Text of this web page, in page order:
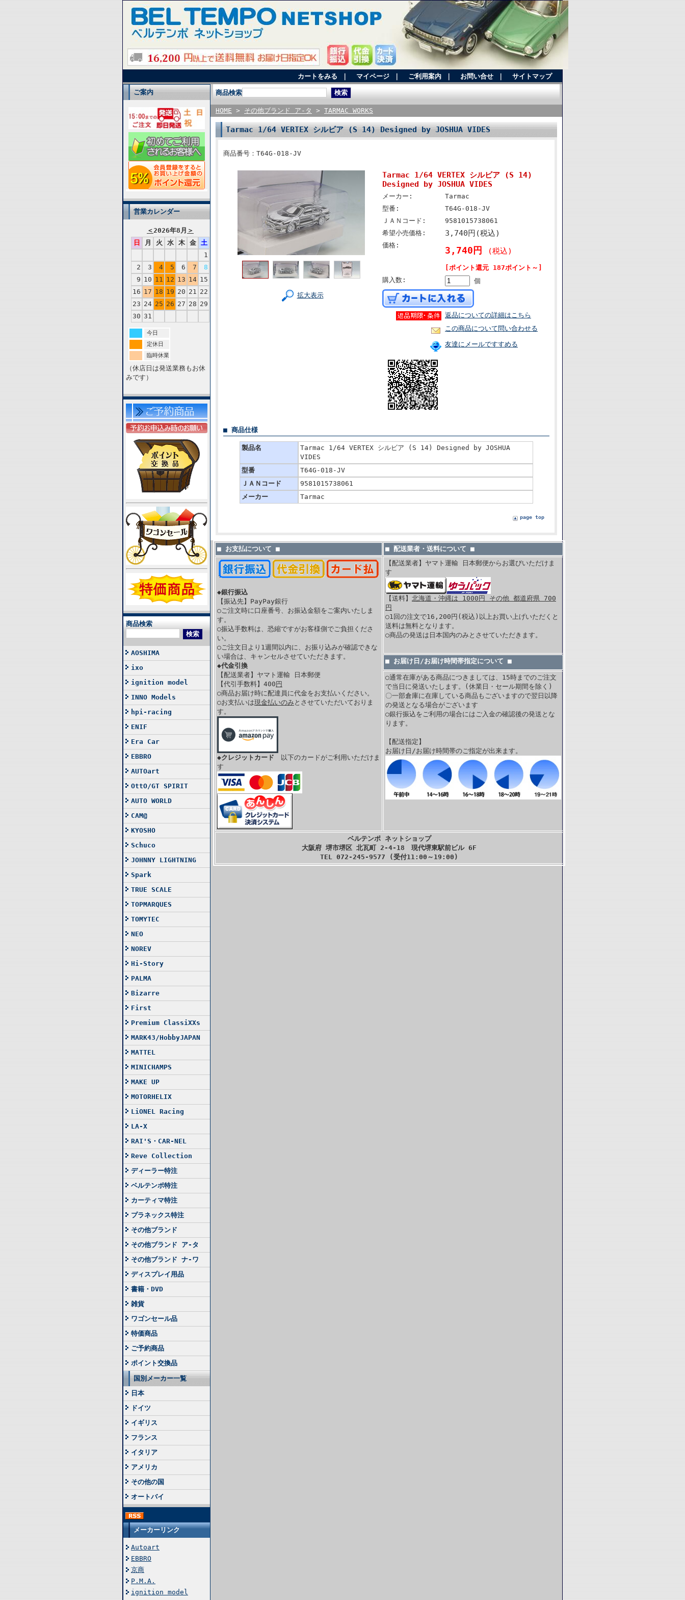
カートをみる マイページ ご利用案内 お問い合せ サイトマップ
ご案内
営業カレンダー
＜2026年8月 ＞
日
月 火 水 木 金
土
1
2
3 4 5 6 7
8
9 10 11 12 13 14 15
16 17 18 19 20 21 22
23 24 25 26 27 28 29
30 31
今日
定休日
臨時休業
（休店日は発送業務もお休
みです）
商品検索
AOSHIMA
ixo
ignition model
INNO Models
hpi-racing
ENIF
Era Car
EBBRO
AUTOart
OttO/GT SPIRIT
AUTO WORLD
CAM@
KYOSHO
Schuco
JOHNNY LIGHTNING
Spark
TRUE SCALE
TOPMARQUES
TOMYTEC
NEO
NOREV
Hi-Story
PALMA
Bizarre
First
Premium ClassiXXs
MARK43/HobbyJAPAN
MATTEL
MINICHAMPS
MAKE UP
MOTORHELIX
LiONEL Racing
LA-X
RAI'S・CAR-NEL
Reve Collection
ディーラー特注
ベルテンポ特注
カーティマ特注
プラネックス特注
その他ブランド
その他ブランド ア-タ
その他ブランド ナ-ワ
ディスプレイ用品
書籍・DVD
雑貨
ワゴンセール品
特価商品
ご予約商品
ポイント交換品
国別メーカー一覧
日本
ドイツ
イギリス
フランス
イタリア
アメリカ
その他の国
オートバイ
メーカーリンク
Autoart
EBBRO
京商
P.M.A.
ignition model
商品検索
HOME > その他ブランド ア-タ > TARMAC WORKS
Tarmac 1/64 VERTEX シルビア (S 14) Designed by JOSHUA VIDES
商品番号：T64G-018-JV
拡大表示
Tarmac 1/64 VERTEX シルビア (S 14)
Designed by JOSHUA VIDES
メーカー:
Tarmac
型番:
T64G-018-JV
ＪＡＮコード:
9581015738061
希望小売価格:
3,740円(税込)
価格: 3,740円 (税込)
[ポイント還元 187ポイント～]
購入数:
個
返品についての詳細はこちら
この商品について問い合わせる
友達にメールですすめる
■ 商品仕様
製品名
Tarmac 1/64 VERTEX シルビア (S 14) Designed by JOSHUA
VIDES
型番
T64G-018-JV
ＪＡＮコード
9581015738061
メーカー
Tarmac
page top
■ お支払について ■ ■ 配送業者・送料について ■
◆銀行振込
【振込先】PayPay銀行
○ご注文時に口座番号、お振込金額をご案内いたしま
す。
○振込手数料は、恐縮ですがお客様側でご負担くださ
い。
○ご注文日より1週間以内に、お振り込みが確認できな
い場合は、キャンセルさせていただきます。
◆代金引換
【配送業者】ヤマト運輸 日本郵便
【代引手数料】400 円
○商品お届け時に配達員に代金をお支払いください。
○お支払いは現金払いのみとさせていただいておりま
す。
◆クレジットカード
以下のカードがご利用いただけま
す
【配送業者】ヤマト運輸 日本郵便からお選びいただけま
す
【送料】 北海道・沖縄は 1000円 その他 都道府県 700
円
○1回の注文で16,200円(税込)以上お買い上げいただくと
送料は無料となります。
○商品の発送は日本国内のみとさせていただきます。
■ お届け日/お届け時間帯指定について ■
○通常在庫がある商品につきましては、15時までのご注文
で当日に発送いたします。(休業日・セール期間を除く)
〇一部倉庫に在庫している商品もございますので翌日以降
の発送となる場合がございます
○銀行振込をご利用の場合にはご入金の確認後の発送とな
ります。
【配送指定】
お届け日/お届け時間帯のご指定が出来ます。
ベルテンポ ネットショップ
大阪府 堺市堺区 北瓦町 2-4-18 現代堺東駅前ビル 6F
TEL 072-245-9577 (受付11:00～19:00)